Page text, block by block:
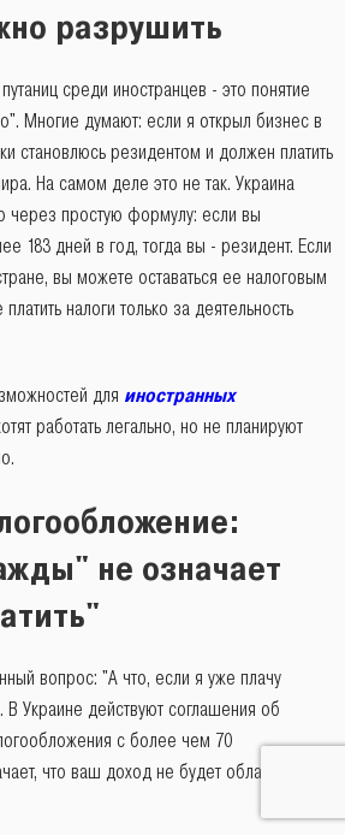
разрушить
среди иностранцев - это понятие
Многие думают: если я открыл бизнес в
становлюсь резидентом и должен платить
На самом деле это не так. Украина
через простую формулу: если вы
183 дней в год, тогда вы - резидент. Если
вы можете оставаться ее налоговым
налоги только за деятельность
для иностранных
работать легально, но не планируют
не означает
вопрос: "А что, если я уже плачу
В Украине действуют соглашения об
с более чем 70
что ваш доход не будет облагаться